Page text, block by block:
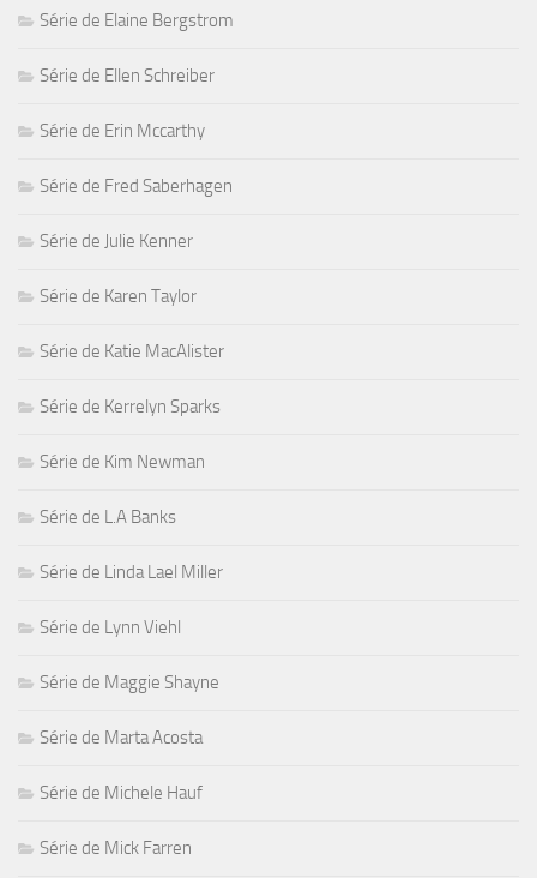
Série de Elaine Bergstrom
Série de Ellen Schreiber
Série de Erin Mccarthy
Série de Fred Saberhagen
Série de Julie Kenner
Série de Karen Taylor
Série de Katie MacAlister
Série de Kerrelyn Sparks
Série de Kim Newman
Série de L.A Banks
Série de Linda Lael Miller
Série de Lynn Viehl
Série de Maggie Shayne
Série de Marta Acosta
Série de Michele Hauf
Série de Mick Farren